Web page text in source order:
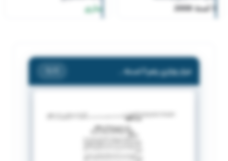
3 لسنة 2008 ساري